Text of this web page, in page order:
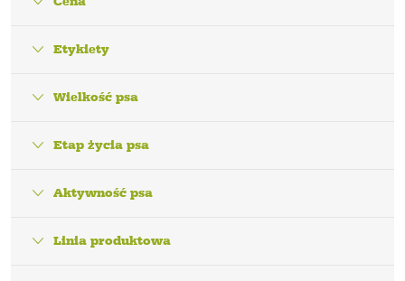
Etykiety
Wielkość psa
Etap życia psa
Aktywność psa
Linia produktowa